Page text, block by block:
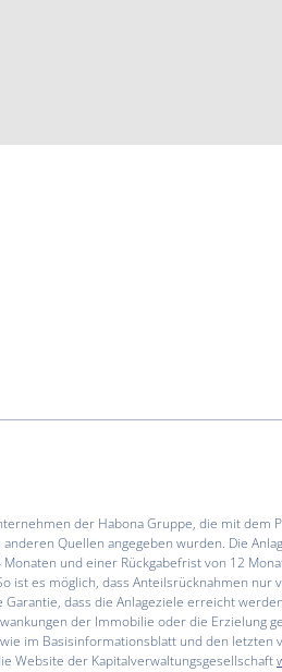
der Habona Gruppe, die mit
Quellen angegeben wurden. Die
und einer Rückgabefrist von 12
es möglich, dass Anteilsrücknahmen
dass die Anlageziele erreicht
der Immobilie oder die Erzielung
im Basisinformationsblatt und den
Website der Kapitalverwaltungsgesellschaft